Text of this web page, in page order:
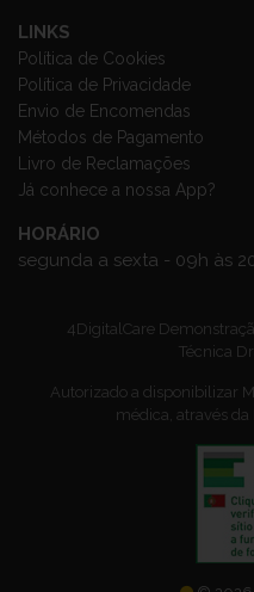
LINKS
Política de Cookies
Política de Privacidade
Envio de Encomendas
Métodos de Pagamento
Livro de Reclamações
Já conhece a nossa App?
HORÁRIO
segunda a sexta - 09h às
4DigitalCare
Técnica
Autorizado a disponibilizar
médica, através